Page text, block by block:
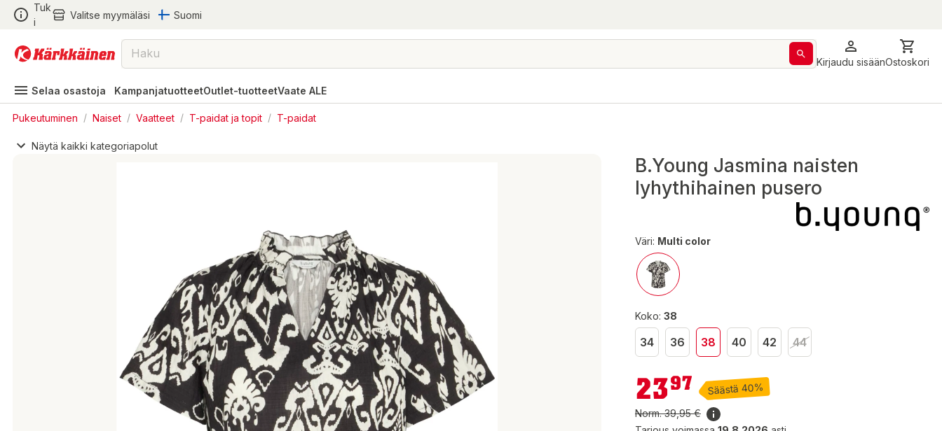
Tuk
i
Valitse myymäläsi Suomi
Kirjaudu sisäänOstoskori
Selaa osastoja KampanjatuotteetOutlet-tuotteetVaate ALE
Pukeutuminen / Naiset / Vaatteet / T-paidat ja topit / T-paidat
Näytä kaikki kategoriapolut
B.Young Jasmina naisten
lyhythihainen pusero
Väri: Multi color
Koko: 38
34 36 38 40 42 44
2397 Säästä 40%
Norm.39,95 €